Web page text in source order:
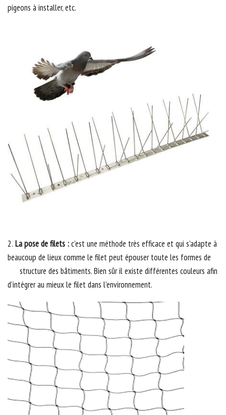
pigeons à installer, etc.
2. La pose de filets :c’est une méthode très efficace et qui s’adapte à
beaucoup de lieux comme le filet peut épouser toute les formes de
structure des bâtiments. Bien sûr il existe différentes couleurs afin
d’intégrer au mieux le filet dans l’environnement.